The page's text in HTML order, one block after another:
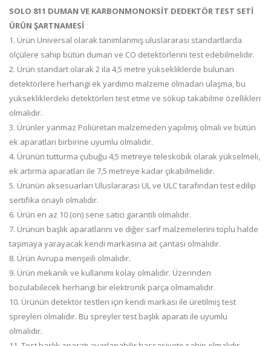
SOLO 811 DUMAN VE KARBONMONOKSİT DEDEKTÖR TEST SETİ
ÜRÜN ŞARTNAMESİ
1. Ürün Universal olarak tanımlanmış uluslararası standartlarda
ölçülere sahip bütün duman ve CO detektörlerini test edebilmelidir.
2. Ürün standart olarak 2 ila 4,5 metre yüksekliklerde bulunan
detektörlere herhangi ek yardımcı malzeme olmadan ulaşma, bu
yüksekliklerdeki detektörleri test etme ve söküp takabilme özellikleri
olmalıdır.
3. Ürünler yanmaz Poliüretan malzemeden yapılmış olmalı ve bütün
ek aparatları birbirine uyumlu olmalıdır.
4. Ürünün tutturma çubuğu 4,5 metreye teleskobik olarak yükselmeli,
ek artırma aparatları ile 7,5 metreye kadar çıkabilmelidir.
5. Ürünün aksesuarları Uluslararası UL ve ULC tarafından test edilip
sertifika onaylı olmalıdır.
6. Ürün en az 10 (on) sene satıcı garantili olmalıdır.
7. Ürünün başlık aparatlarını ve diğer sarf malzemelerini toplu halde
taşımaya yarayacak kendi markasına ait çantası olmalıdır.
8. Ürün Avrupa menşeili olmalıdır.
9. Ürün mekanik ve kullanımı kolay olmalıdır. Üzerinden
bozulabilecek herhangi bir elektronik parça olmamalıdır.
10. Ürünün detektör testleri için kendi markası ile üretilmiş test
spreyleri olmalıdır. Bu spreyler test başlık aparatı ile uyumlu
olmalıdır.